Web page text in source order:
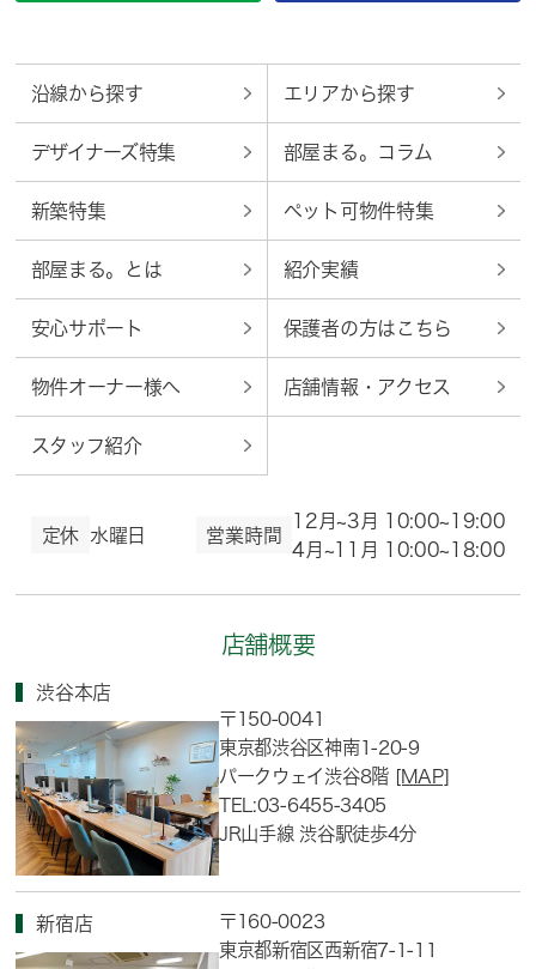
沿線から探す エリアから探す
デザイナーズ特集 部屋まる。コラム
新築特集 ペット可物件特集
部屋まる。とは 紹介実績
安心サポート 保護者の方はこちら
物件オーナー様へ 店舗情報・アクセス
スタッフ紹介
定休 水曜日 営業時間
12月~3月 10:00~19:00
4月~11月 10:00~18:00
店舗概要
渋谷本店
〒150-0041
東京都渋谷区神南1-20-9
パークウェイ渋谷8階 [MAP]
TEL:03-6455-3405
JR山手線 渋谷駅徒歩4分
新宿店
〒160-0023
東京都新宿区西新宿7-1-11